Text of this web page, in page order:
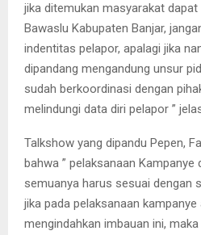
jika ditemukan masyarakat
Bawaslu Kabupaten Banjar,
indentitas pelapor, apalagi jika
dipandang mengandung unsur
sudah berkoordinasi dengan
melindungi data diri pelapor ”
Talkshow yang dipandu Pepen,
bahwa ” pelaksanaan Kampanye
semuanya harus sesuai dengan
jika pada pelaksanaan
mengindahkan imbauan ini,